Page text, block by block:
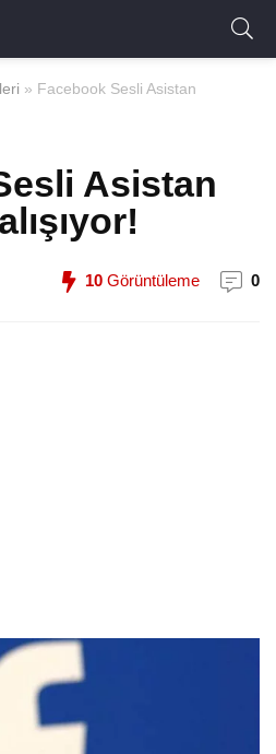
» Facebook Sesli Asistan
Asistan
10 Görüntüleme 0